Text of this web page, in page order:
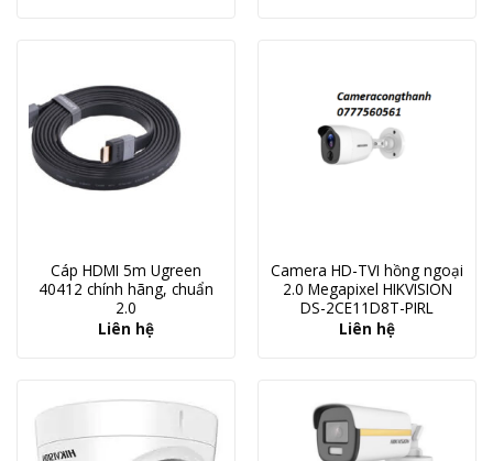
Cáp HDMI 5m Ugreen
40412 chính hãng, chuẩn
2.0
Liên hệ
Camera HD-TVI hồng ngoại
2.0 Megapixel HIKVISION
DS-2CE11D8T-PIRL
Liên hệ